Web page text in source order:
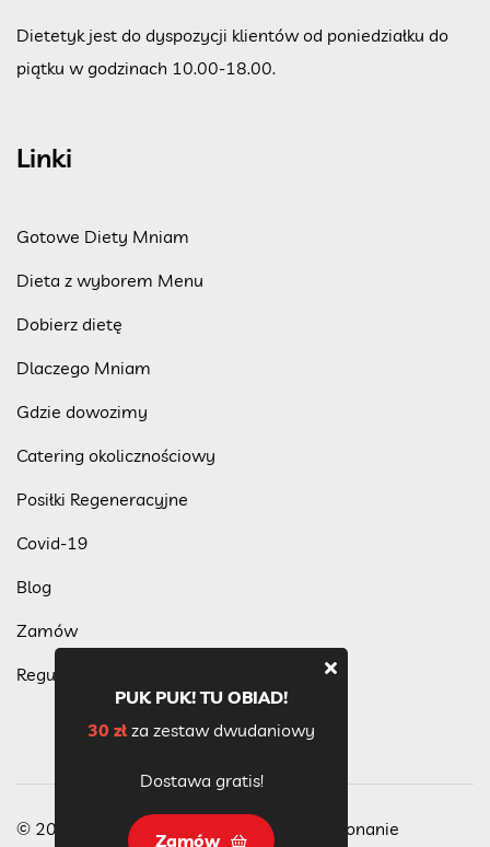
Dietetyk jest do dyspozycji klientów od poniedziałku do
piątku w godzinach 10.00-18.00.
Linki
Gotowe Diety Mniam
Dieta z wyborem Menu
Dobierz dietę
Dlaczego Mniam
Gdzie dowozimy
Catering okolicznościowy
Posiłki Regeneracyjne
Covid-19
Blog
Zamów
Regulamin programu lojalnościowego
© 2023 Wszelkie Prawa Zastrzeżone, wykonanie
PUK PUK! TU OBIAD!
30 zł za zestaw dwudaniowy
Dostawa gratis!
Zamów